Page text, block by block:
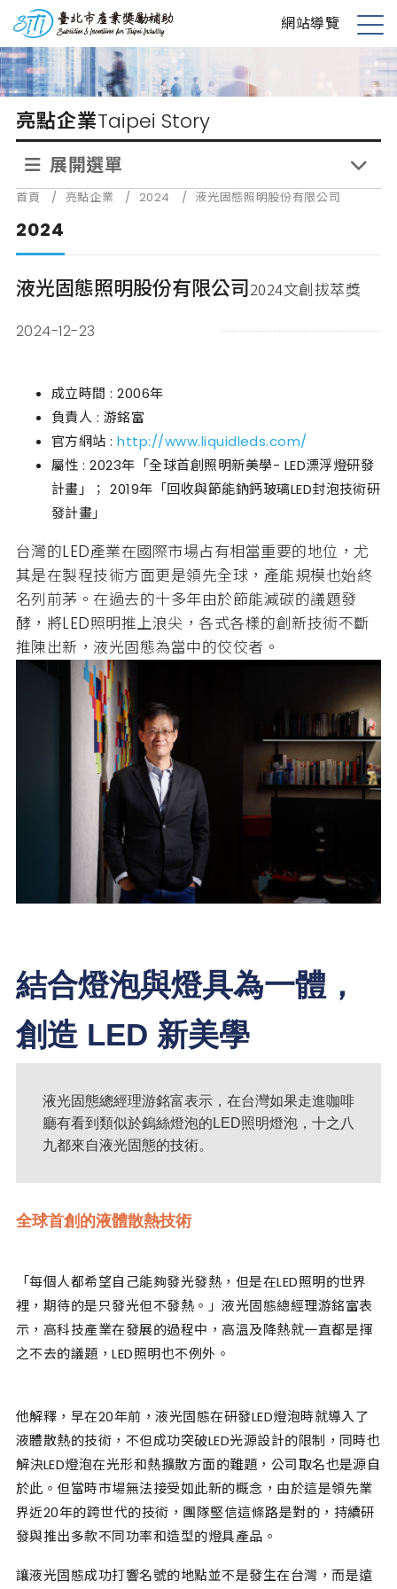
到
主
要
內
台北市產業獎勵補助 網站導覽
展
選
單
亮點企業Taipei Story
展開選單
首頁 / 亮點企業 / 2024 / 液光固態照明股份有限公司
2024
液光固態照明股份有限公司2024文創拔萃獎
2024-12-23
成立時間 : 2006年
負責人 : 游銘富
官方網站 :http://www.liquidleds.com/
屬性 : 2023年「全球首創照明新美學- LED漂浮燈研發
計畫」； 2019年「回收與節能鈉鈣玻璃LED封泡技術研
發計畫」
台灣的LED產業在國際市場占有相當重要的地位，尤
其是在製程技術方面更是領先全球，產能規模也始終
名列前茅。在過去的十多年由於節能減碳的議題發
酵，將LED照明推上浪尖，各式各樣的創新技術不斷
推陳出新，液光固態為當中的佼佼者。
結合燈泡與燈具為一體，
創造 LED 新美學
液光固態總經理游銘富表示，在台灣如果走進咖啡
廳有看到類似於鎢絲燈泡的LED照明燈泡，十之八
九都來自液光固態的技術。
全球首創的液體散熱技術
「每個人都希望自己能夠發光發熱，但是在LED照明的世界
裡，期待的是只發光但不發熱。」液光固態總經理游銘富表
示，高科技產業在發展的過程中，高溫及降熱就一直都是揮
之不去的議題，LED照明也不例外。
他解釋，早在20年前，液光固態在研發LED燈泡時就導入了
液體散熱的技術，不但成功突破LED光源設計的限制，同時也
解決LED燈泡在光形和熱擴散方面的難題，公司取名也是源自
於此。但當時市場無法接受如此新的概念，由於這是領先業
界近20年的跨世代的技術，團隊堅信這條路是對的，持續研
發與推出多款不同功率和造型的燈具產品。
讓液光固態成功打響名號的地點並不是發生在台灣，而是遠